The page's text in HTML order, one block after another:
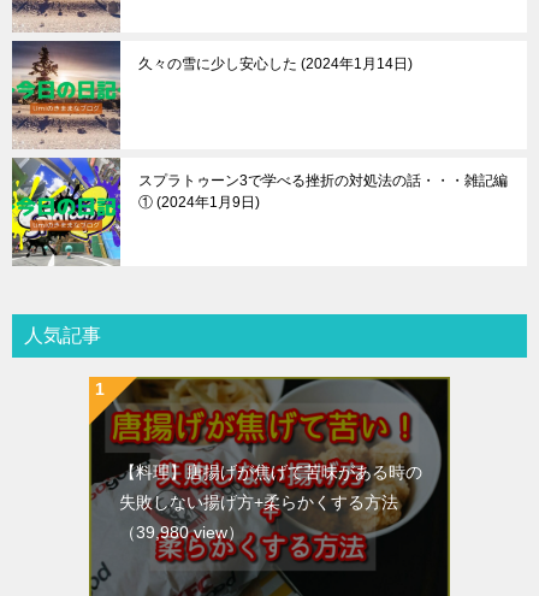
久々の雪に少し安心した 2024年1月14日
スプラトゥーン3で学べる挫折の対処法の話・・・雑記編
① 2024年1月9日
人気記事
【料理】唐揚げが焦げて苦味がある時の
失敗しない揚げ方+柔らかくする方法
（39,980 view）